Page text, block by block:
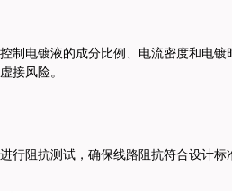
制电镀液的成分比例、电流密度和电
接风险。
行阻抗测试，确保线路阻抗符合设计标